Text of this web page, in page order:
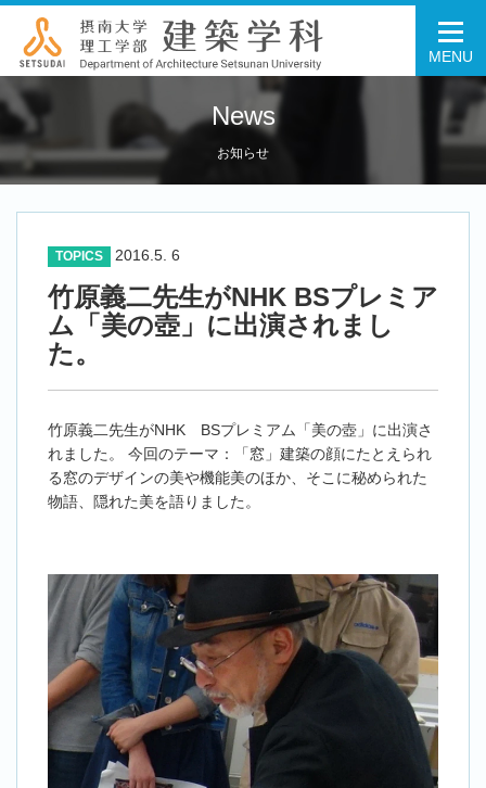
MENU
News
お知らせ
TOPICS 2016.5. 6
竹原義二先生がNHK BSプレミア
ム「美の壺」に出演されまし
た。
竹原義二先生がNHK BSプレミアム「美の壺」に出演さ
れました。 今回のテーマ：「窓」建築の顔にたとえられ
る窓のデザインの美や機能美のほか、そこに秘められた
物語、隠れた美を語りました。